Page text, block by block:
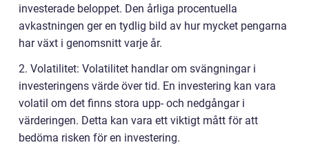
investerade beloppet. Den årliga procentuella
avkastningen ger en tydlig bild av hur mycket pengarna
har växt i genomsnitt varje år.
2. Volatilitet: Volatilitet handlar om svängningar i
investeringens värde över tid. En investering kan vara
volatil om det finns stora upp- och nedgångar i
värderingen. Detta kan vara ett viktigt mått för att
bedöma risken för en investering.